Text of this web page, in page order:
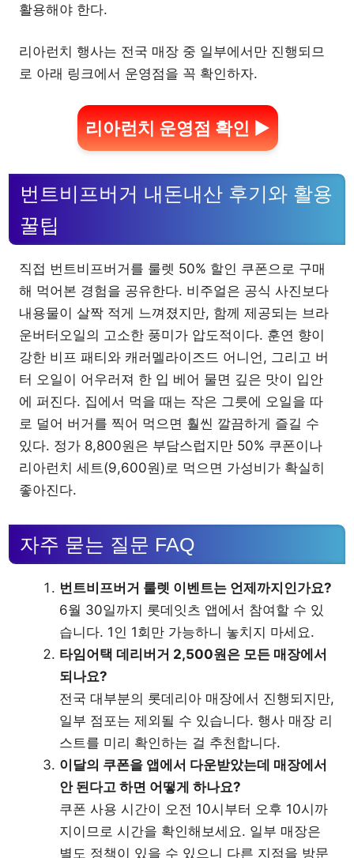
활용해야 한다.
리아런치 행사는 전국 매장 중 일부에서만 진행되므
로 아래 링크에서 운영점을 꼭 확인하자.
리아런치 운영점 확인 ▶
번트비프버거 내돈내산 후기와 활용
꿀팁
직접 번트비프버거를 룰렛 50% 할인 쿠폰으로 구매
해 먹어본 경험을 공유한다. 비주얼은 공식 사진보다
내용물이 살짝 적게 느껴졌지만, 함께 제공되는 브라
운버터오일의 고소한 풍미가 압도적이다. 훈연 향이
강한 비프 패티와 캐러멜라이즈드 어니언, 그리고 버
터 오일이 어우러져 한 입 베어 물면 깊은 맛이 입안
에 퍼진다. 집에서 먹을 때는 작은 그릇에 오일을 따
로 덜어 버거를 찍어 먹으면 훨씬 깔끔하게 즐길 수
있다. 정가 8,800원은 부담스럽지만 50% 쿠폰이나
리아런치 세트(9,600원)로 먹으면 가성비가 확실히
좋아진다.
자주 묻는 질문 FAQ
번트비프버거 룰렛 이벤트는 언제까지인가요?
6월 30일까지 롯데잇츠 앱에서 참여할 수 있
습니다. 1인 1회만 가능하니 놓치지 마세요.
타임어택 데리버거 2,500원은 모든 매장에서
되나요?
전국 대부분의 롯데리아 매장에서 진행되지만,
일부 점포는 제외될 수 있습니다. 행사 매장 리
스트를 미리 확인하는 걸 추천합니다.
이달의 쿠폰을 앱에서 다운받았는데 매장에서
안 된다고 하면 어떻게 하나요?
쿠폰 사용 시간이 오전 10시부터 오후 10시까
지이므로 시간을 확인해보세요. 일부 매장은
별도 정책이 있을 수 있으니 다른 지점을 방문